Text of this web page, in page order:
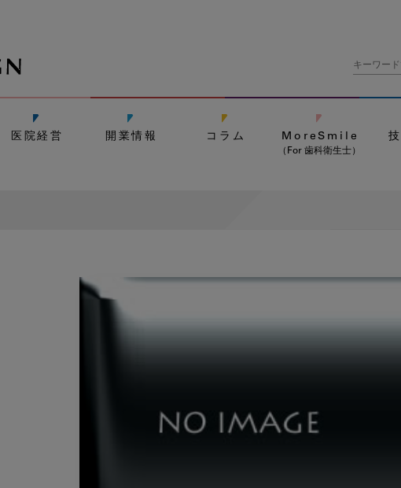
医院経営 開業情報 コラム MoreSmile
（For 歯科衛生士）